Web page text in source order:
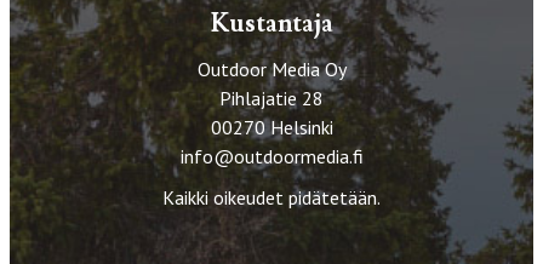
Kustantaja
Outdoor Media Oy
Pihlajatie 28
00270 Helsinki
info@outdoormedia.fi
Kaikki oikeudet pidätetään.